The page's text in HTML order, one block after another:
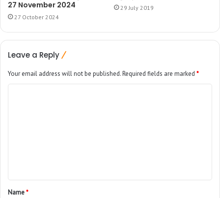
27 November 2024
27 October 2024
29 July 2019
Leave a Reply
Your email address will not be published.Required fields are marked *
Name*